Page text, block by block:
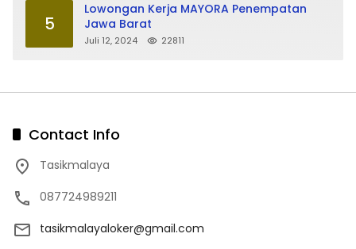
5
Lowongan Kerja MAYORA Penempatan
Jawa Barat
Juli 12, 2024 22811
Contact Info
Tasikmalaya
087724989211
tasikmalayaloker@gmail.com